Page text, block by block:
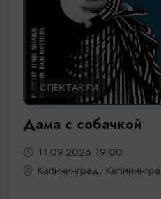
СПЕКТАКЛИ
Дама с собачкой
11.09.2026 19:00
Калининград,